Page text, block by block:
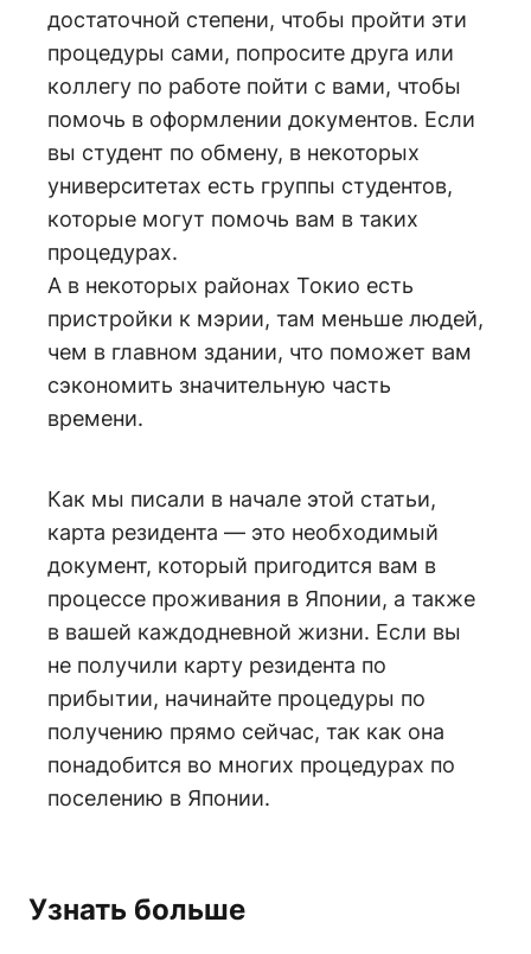
достаточной степени, чтобы пройти эти
процедуры сами, попросите друга или
коллегу по работе пойти с вами, чтобы
помочь в оформлении документов. Если
вы студент по обмену, в некоторых
университетах есть группы студентов,
которые могут помочь вам в таких
процедурах.
А в некоторых районах Токио есть
пристройки к мэрии, там меньше людей,
чем в главном здании, что поможет вам
сэкономить значительную часть
времени.
Как мы писали в начале этой статьи,
карта резидента — это необходимый
документ, который пригодится вам в
процессе проживания в Японии, а также
в вашей каждодневной жизни. Если вы
не получили карту резидента по
прибытии, начинайте процедуры по
получению прямо сейчас, так как она
понадобится во многих процедурах по
поселению в Японии.
Узнать больше